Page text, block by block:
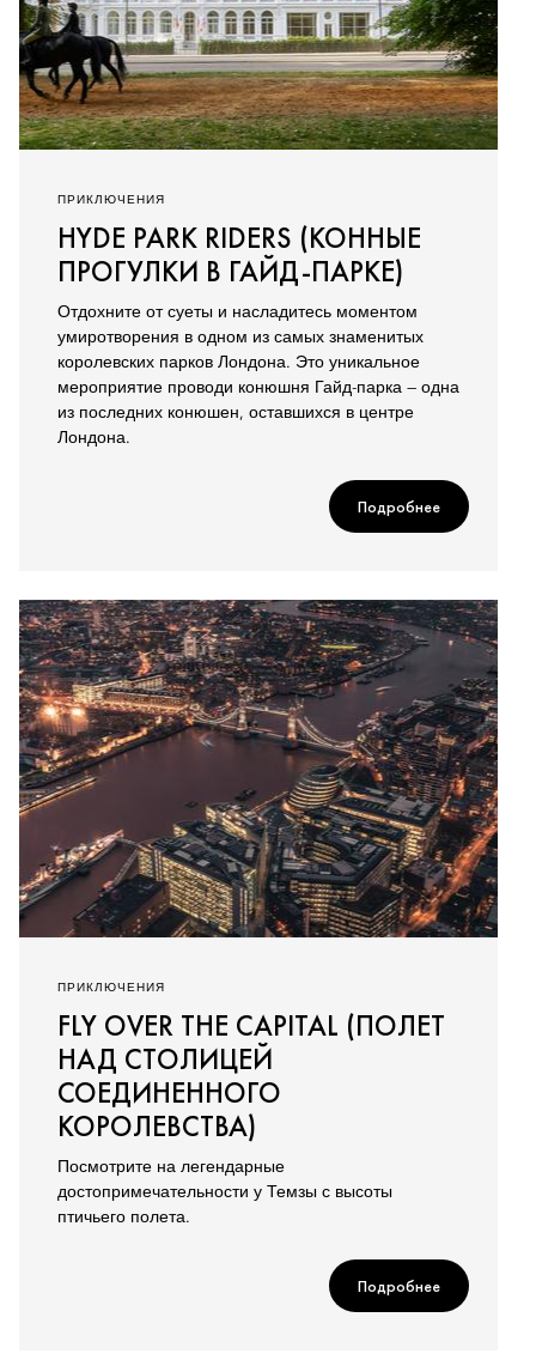
ПРИКЛЮЧЕНИЯ
HYDE PARK RIDERS (КОННЫЕ
ПРОГУЛКИ В ГАЙД-ПАРКЕ)
Отдохните от суеты и насладитесь моментом
умиротворения в одном из самых знаменитых
королевских парков Лондона. Это уникальное
мероприятие проводи конюшня Гайд-парка — одна
из последних конюшен, оставшихся в центре
Лондона.
Подробнее
ПРИКЛЮЧЕНИЯ
FLY OVER THE CAPITAL (ПОЛЕТ
НАД СТОЛИЦЕЙ
СОЕДИНЕННОГО
КОРОЛЕВСТВА)
Посмотрите на легендарные
достопримечательности у Темзы с высоты
птичьего полета.
Подробнее